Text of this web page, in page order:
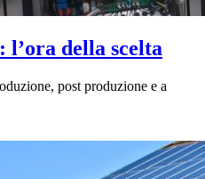
della scelta
post produzione e a